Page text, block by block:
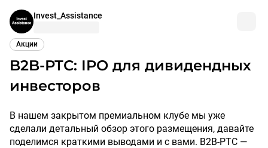
Invest_Assistance
Акции
B2B-РТС: IPO для дивидендных
инвесторов
В нашем закрытом премиальном клубе мы уже
сделали детальный обзор этого размещения, давайте
поделимся краткими выводами и с вами. B2B-РТС —